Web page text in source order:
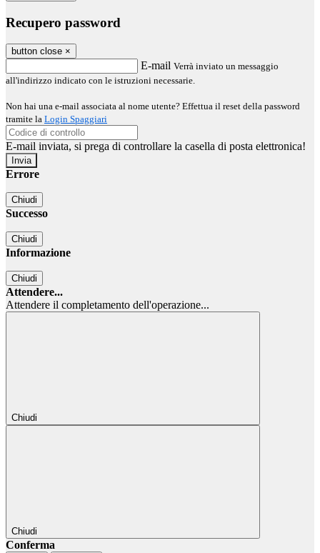
Recupero password
button close ×
E-mail Verrà inviato un messaggio
all'indirizzo indicato con le istruzioni necessarie.
Non hai una e-mail associata al nome utente? Effettua il reset della password
tramite la Login Spaggiari
E-mail inviata, si prega di controllare la casella di posta elettronica!
Errore
Chiudi
Successo
Chiudi
Informazione
Chiudi
Attendere...
Attendere il completamento dell'operazione...
Chiudi
Chiudi
Conferma